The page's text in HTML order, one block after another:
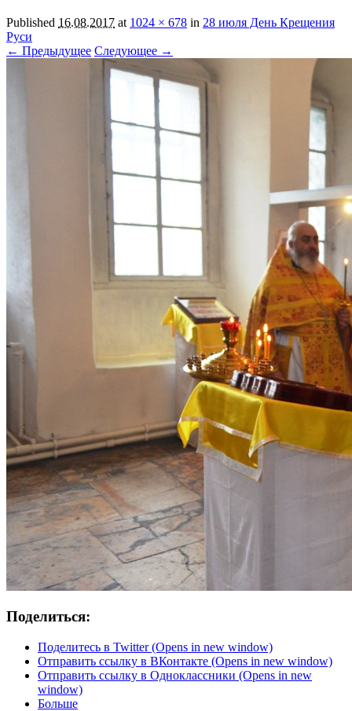
Published 16.08.2017 at 1024 × 678 in 28 июля День Крещения
Руси
← Предыдущее Следующее →
Поделиться:
Поделитесь в Twitter (Opens in new window)
Отправить ссылку в ВКонтакте (Opens in new window)
Отправить ссылку в Одноклассники (Opens in new
window)
Больше